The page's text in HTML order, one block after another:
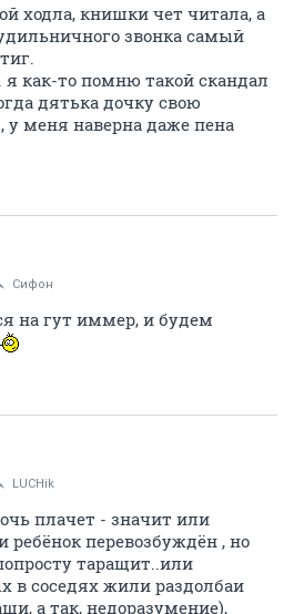
ходла, книшки чет читала, а
звонка самый
как-то помню такой скандал
дятька дочку свою
у меня наверна даже пена
Сифон
на гут иммер, и будем
LUCHik
плачет - значит или
перевозбуждён , но
таращит..или
в соседях жили раздолбаи
а так, недоразумение),